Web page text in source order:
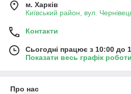
м. Харків
Київський район, вул.
Контакти
Сьогодні працює з 10:00 до
Показати весь графік роботи
Про нас